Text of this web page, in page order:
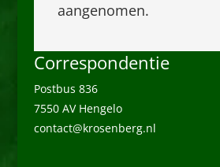
aangenomen.
T +31 610 269 029
Correspondentie
Postbus 836
7550 AV Hengelo
contact@krosenberg.nl